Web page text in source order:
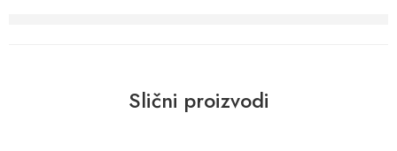
Slični proizvodi